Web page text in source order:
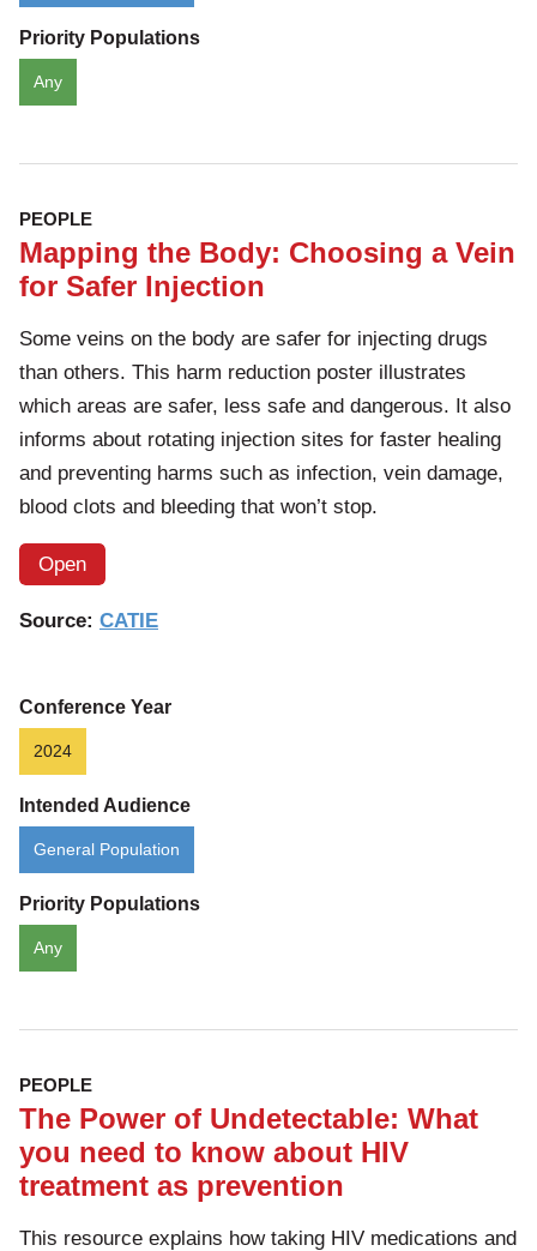
Priority Populations
Any
PEOPLE
Mapping the Body: Choosing a Vein
for Safer Injection
Some veins on the body are safer for injecting drugs
than others. This harm reduction poster illustrates
which areas are safer, less safe and dangerous. It also
informs about rotating injection sites for faster healing
and preventing harms such as infection, vein damage,
blood clots and bleeding that won’t stop.
Open
Source: CATIE
Conference Year
2024
Intended Audience
General Population
Priority Populations
Any
PEOPLE
The Power of Undetectable: What
you need to know about HIV
treatment as prevention
This resource explains how taking HIV medications and